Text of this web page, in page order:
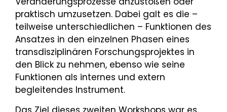
praktisch umzusetzen. Dabei galt es die –
teilweise unterschiedlichen – Funktionen des
Ansatzes in den einzelnen Phasen eines
transdisziplinären Forschungsprojektes in
den Blick zu nehmen, ebenso wie seine
Funktionen als internes und extern
begleitendes Instrument.